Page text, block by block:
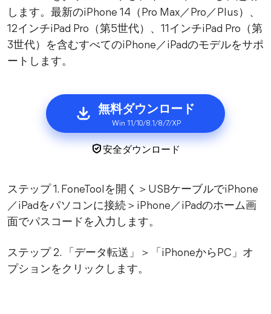
します。最新のiPhone 14（Pro Max／Pro／Plus）、
12インチiPad Pro（第5世代）、11インチiPad Pro（第
3世代）を含むすべてのiPhone／iPadのモデルをサポ
ートします。
無料ダウンロード
Win 11/10/8.1/8/7/XP
安全ダウンロード
ステップ 1. FoneToolを開く＞USBケーブルでiPhone
／iPadをパソコンに接続＞iPhone／iPadのホーム画
面でパスコードを入力します。
ステップ 2. 「データ転送」＞「iPhoneからPC」オ
プションをクリックします。